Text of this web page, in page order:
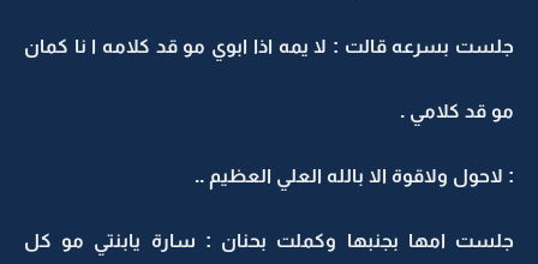
جلست بسرعه قالت : لا يمه اذا ابوي مو قد كلامه ا نا كمان
مو قد كلامي .
: لاحول ولاقوة الا بالله العلي العظيم ..
جلست امها بجنبها وكملت بحنان : سارة يابنتي مو كل